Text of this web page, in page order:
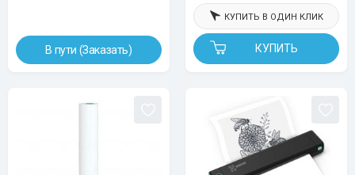
В пути (Заказать) КУПИТЬ
КУПИТЬ В ОДИН КЛИК